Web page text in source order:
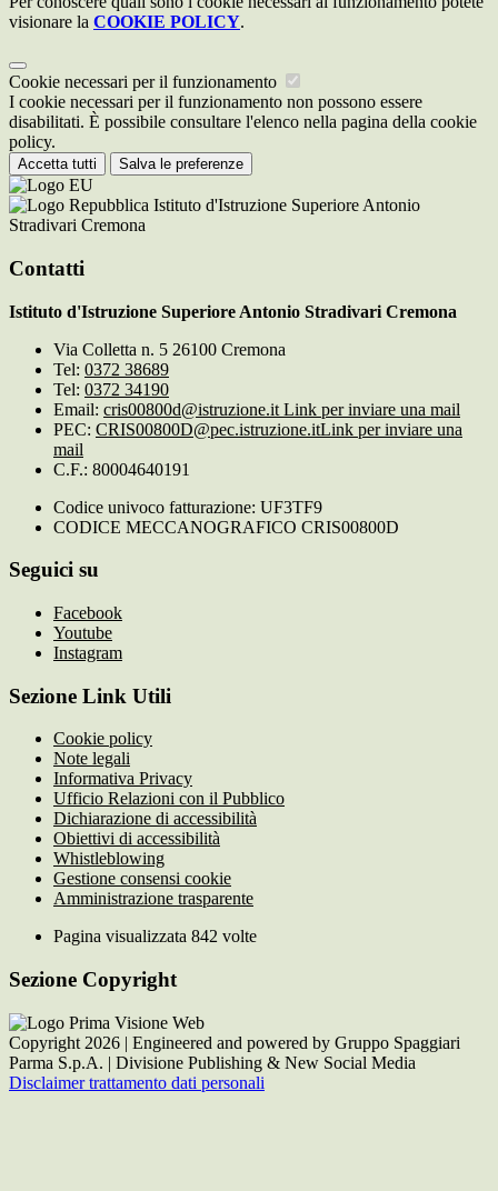
visionare la COOKIE POLICY.
Cookie necessari per il funzionamento
I cookie necessari per il funzionamento non possono essere
disabilitati. È possibile consultare l'elenco nella pagina della cookie
policy.
Accetta tutti Salva le preferenze
Istituto d'Istruzione Superiore Antonio
Stradivari Cremona
Contatti
Istituto d'Istruzione Superiore Antonio Stradivari Cremona
Via Colletta n. 5 26100 Cremona
Tel: 0372 38689
Tel: 0372 34190
Email: cris00800d@istruzione.it Link per inviare una mail
PEC: CRIS00800D@pec.istruzione.itLink per inviare una
mail
C.F.: 80004640191
Codice univoco fatturazione: UF3TF9
CODICE MECCANOGRAFICO CRIS00800D
Seguici su
Facebook
Youtube
Instagram
Sezione Link Utili
Cookie policy
Note legali
Informativa Privacy
Ufficio Relazioni con il Pubblico
Dichiarazione di accessibilità
Obiettivi di accessibilità
Whistleblowing
Gestione consensi cookie
Amministrazione trasparente
Pagina visualizzata 842 volte
Sezione Copyright
Copyright 2026 | Engineered and powered by Gruppo Spaggiari
Parma S.p.A. | Divisione Publishing & New Social Media
Disclaimer trattamento dati personali